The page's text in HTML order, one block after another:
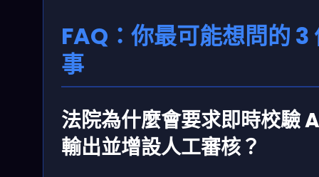
FAQ：你最可能想問的 3
事
法院為什麼會要求即時校驗
輸出並增設人工審核？